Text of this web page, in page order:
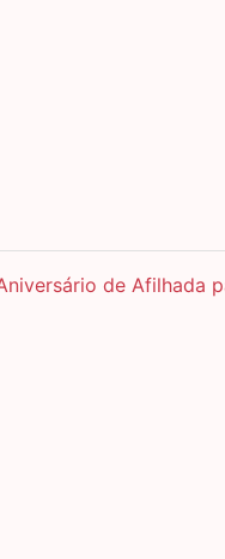
de Afilhada